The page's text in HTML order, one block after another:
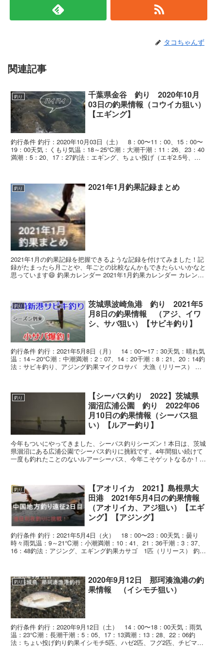
タコちゃんず
関連記事
釣り
千葉県金谷 釣り 2020年10月
03日の釣果情報（コウイカ狙い）
【エギング】
釣行条件 釣行：2020年10月03日（土） 8：00〜11：00、15：00〜
19：00天気：くもり気温：18～25℃潮：大潮干潮：11：26、23：40
満潮：5：20、17：27釣法：エギング、ちょい投げ（エギ2.5号、青
釣り 2021年1月釣果記録まとめ
2021年1月の釣果記録を把握できるような記録を付けてみました！記
録がたまったら月ごとや、年ごとの比較なんかもできたらいいかなと
思っています😄 釣果カレンダー 2021年1月釣果カレンダー カレンダ
釣り
茨城県波崎魚港 釣り 2021年5
月8日の釣果情報 （アジ、イワ
シ、サバ狙い）【サビキ釣り】
釣行条件 釣行：2021年5月8日（月） 14：00〜17：30天気：晴れ気
温：14～20℃潮：中潮満潮：2：07、14：20干潮：8：21、20：14釣
法：サビキ釣り、アジング釣果マイクロサバ 大漁（リリース） 釣
釣り
【シーバス釣り 2022】茨城県
涸沼広浦公園 釣り 2022年06
月10日の釣果情報（シーバス狙
い）【ルアー釣り】
今年もついにやってきました、シーバス釣りシーズン！本日は、茨城
県涸沼にある広浦公園でシーバス釣りに挑戦です。4年間狙い続けて
一度も釣れたことのないルアーシーバス、今年こそゲットなるか！？
釣り
【アオリイカ 2021】島根県大
田港 2021年5月4日の釣果情報
（アオリイカ、アジ狙い）【エギ
ング】【アジング】
釣行条件 釣行：2021年5月4日（火） 18：00〜23：00天気：曇り
時々雨気温：9～21℃潮：小潮満潮：10：41、21：36干潮：3：37、
16：48釣法：アジング、エギング釣果カサゴ 1匹（リリース） 釣行
釣り
2020年9月12日 那珂湊漁港の釣
果情報 （イシモチ狙い）
釣行条件 釣行：2020年9月12日（土） 14：00〜18：00天気：雨気
温：23℃潮：長潮干潮：5：05、17：13満潮：13：28、22：06釣
法：ちょい投げ釣り釣果イシモチ5匹、ハゼ2匹、フグ2匹、チビマゴ